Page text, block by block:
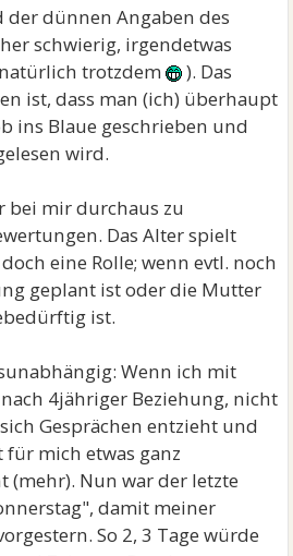
der dünnen Angaben des
schwierig, irgendetwas
natürlich trotzdem
). Das
ist, dass man (ich) überhaupt
ins Blaue geschrieben und
wird.
bei mir durchaus zu
Das Alter spielt
eine Rolle; wenn evtl. noch
geplant ist oder die Mutter
ist.
Wenn ich mit
4jähriger Beziehung, nicht
Gesprächen entzieht und
mich etwas ganz
(mehr). Nun war der letzte
damit meiner
So 2, 3 Tage würde